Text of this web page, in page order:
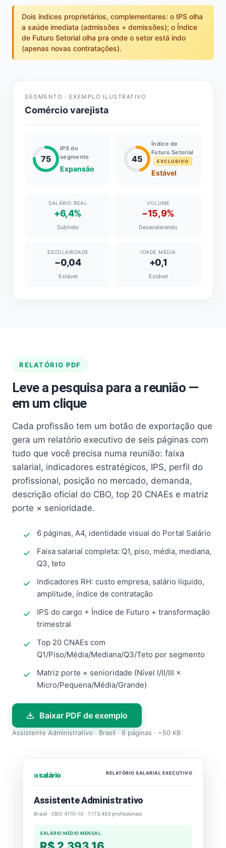
Dois índices proprietários, complementares: o IPS olha
a saúde imediata (admissões + demissões); o Índice
de Futuro Setorial olha pra onde o setor está indo
(apenas novas contratações).
SEGMENTO · EXEMPLO ILUSTRATIVO
Comércio varejista
75
IPS do
segmento
Expansão
45
Índice de
Futuro Setorial
EXCLUSIVO
Estável
SALÁRIO REAL
+6,4%
Subindo
VOLUME
−15,9%
Desacelerando
ESCOLARIDADE
−0,04
Estável
IDADE MÉDIA
+0,1
Estável
RELATÓRIO PDF
Leve a pesquisa para a reunião —
em um clique
Cada profissão tem um botão de exportação que
gera um relatório executivo de seis páginas com
tudo que você precisa numa reunião: faixa
salarial, indicadores estratégicos, IPS, perfil do
profissional, posição no mercado, demanda,
descrição oficial do CBO, top 20 CNAEs e matriz
porte × senioridade.
6 páginas, A4, identidade visual do Portal Salário
Faixa salarial completa: Q1, piso, média, mediana,
Q3, teto
Indicadores RH: custo empresa, salário líquido,
amplitude, índice de contratação
IPS do cargo + Índice de Futuro + transformação
trimestral
Top 20 CNAEs com
Q1/Piso/Média/Mediana/Q3/Teto por segmento
Matriz porte × senioridade (Nível I/II/III ×
Micro/Pequena/Média/Grande)
Baixar PDF de exemplo
Assistente Administrativo · Brasil · 6 páginas · ~50 KB
⏐⏐⏐ salário RELATÓRIO SALARIAL EXECUTIVO
Assistente Administrativo
Brasil · CBO 4110-10 · 1.173.453 profissionais
SALÁRIO MÉDIO MENSAL